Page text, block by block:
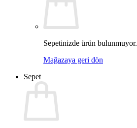
Sepetinizde ürün bulunmuyor.
Mağazaya geri dön
Sepet